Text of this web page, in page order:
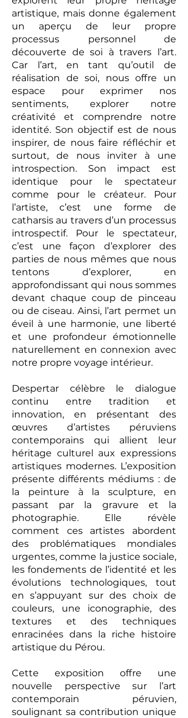
artistique, mais donne également
un aperçu de leur propre
processus personnel de
découverte de soi à travers l’art.
Car l’art, en tant qu’outil de
réalisation de soi, nous offre un
espace pour exprimer nos
sentiments, explorer notre
créativité et comprendre notre
identité. Son objectif est de nous
inspirer, de nous faire réfléchir et
surtout, de nous inviter à une
introspection. Son impact est
identique pour le spectateur
comme pour le créateur. Pour
l’artiste, c’est une forme de
catharsis au travers d’un processus
introspectif. Pour le spectateur,
c’est une façon d’explorer des
parties de nous mêmes que nous
tentons d’explorer, en
approfondissant qui nous sommes
devant chaque coup de pinceau
ou de ciseau. Ainsi, l’art permet un
éveil à une harmonie, une liberté
et une profondeur émotionnelle
naturellement en connexion avec
notre propre voyage intérieur.
Despertar célèbre le dialogue
continu entre tradition et
innovation, en présentant des
œuvres d’artistes péruviens
contemporains qui allient leur
héritage culturel aux expressions
artistiques modernes. L’exposition
présente différents médiums : de
la peinture à la sculpture, en
passant par la gravure et la
photographie. Elle révèle
comment ces artistes abordent
des problématiques mondiales
urgentes, comme la justice sociale,
les fondements de l’identité et les
évolutions technologiques, tout
en s’appuyant sur des choix de
couleurs, une iconographie, des
textures et des techniques
enracinées dans la riche histoire
artistique du Pérou.
Cette exposition offre une
nouvelle perspective sur l’art
contemporain péruvien,
soulignant sa contribution unique